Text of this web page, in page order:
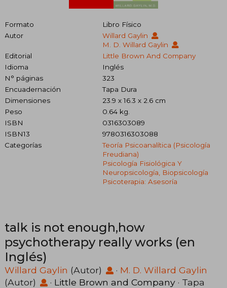
Formato
Libro Físico
Autor
Willard Gaylin
M. D. Willard Gaylin
Editorial
Little Brown And Company
Idioma
Inglés
N° páginas
323
Encuadernación
Tapa Dura
Dimensiones
23.9 x 16.3 x 2.6 cm
Peso
0.64 kg.
ISBN
0316303089
ISBN13
9780316303088
Categorías
Teoría Psicoanalítica (psicología
Freudiana)
Psicología Fisiológica Y
Neuropsicología, Biopsicología
Psicoterapia: Asesoría
talk is not enough,how
psychotherapy really works (en
Inglés)
Willard Gaylin (Autor) · M. D. Willard Gaylin
(Autor)
· Little Brown and Company · Tapa